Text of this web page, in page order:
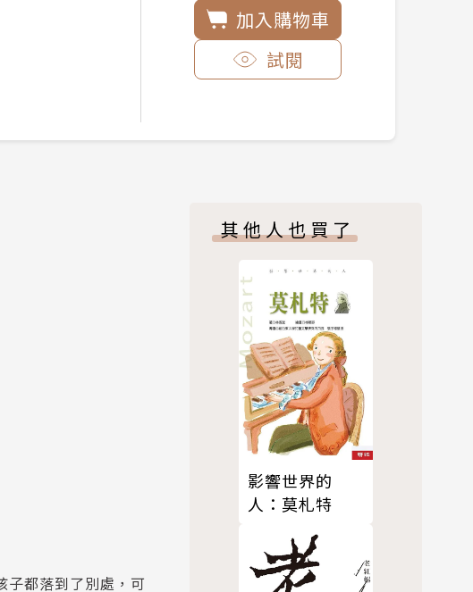
加入購物車
試閱
子都落到了別處，可
其他人也買了
影響世界的
人：莫札特